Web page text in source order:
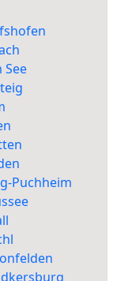
See
Puchheim